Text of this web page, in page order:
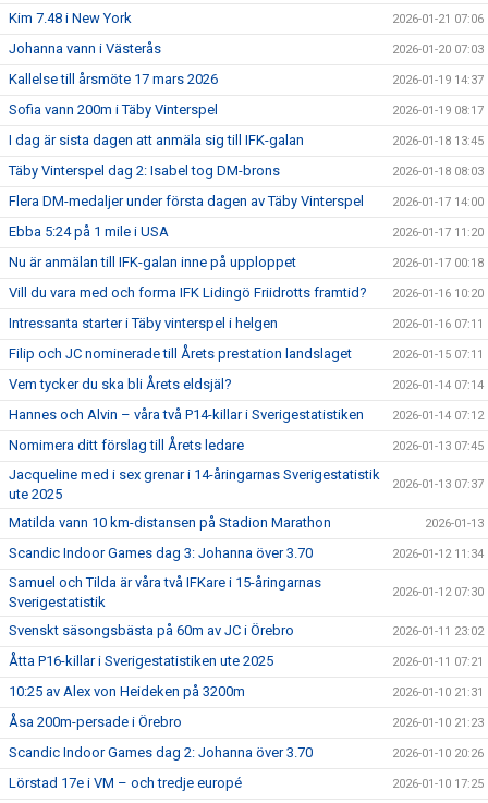
Kim 7.48 i New York 2026-01-21 07:06
Johanna vann i Västerås 2026-01-20 07:03
Kallelse till årsmöte 17 mars 2026 2026-01-19 14:37
Sofia vann 200m i Täby Vinterspel 2026-01-19 08:17
I dag är sista dagen att anmäla sig till IFK-galan 2026-01-18 13:45
Täby Vinterspel dag 2: Isabel tog DM-brons 2026-01-18 08:03
Flera DM-medaljer under första dagen av Täby Vinterspel 2026-01-17 14:00
Ebba 5:24 på 1 mile i USA 2026-01-17 11:20
Nu är anmälan till IFK-galan inne på upploppet 2026-01-17 00:18
Vill du vara med och forma IFK Lidingö Friidrotts framtid? 2026-01-16 10:20
Intressanta starter i Täby vinterspel i helgen 2026-01-16 07:11
Filip och JC nominerade till Årets prestation landslaget 2026-01-15 07:11
Vem tycker du ska bli Årets eldsjäl? 2026-01-14 07:14
Hannes och Alvin – våra två P14-killar i Sverigestatistiken 2026-01-14 07:12
Nomimera ditt förslag till Årets ledare 2026-01-13 07:45
Jacqueline med i sex grenar i 14-åringarnas Sverigestatistik
ute 2025
2026-01-13 07:37
Matilda vann 10 km-distansen på Stadion Marathon 2026-01-13
Scandic Indoor Games dag 3: Johanna över 3.70 2026-01-12 11:34
Samuel och Tilda är våra två IFKare i 15-åringarnas
Sverigestatistik
2026-01-12 07:30
Svenskt säsongsbästa på 60m av JC i Örebro 2026-01-11 23:02
Åtta P16-killar i Sverigestatistiken ute 2025 2026-01-11 07:21
10:25 av Alex von Heideken på 3200m 2026-01-10 21:31
Åsa 200m-persade i Örebro 2026-01-10 21:23
Scandic Indoor Games dag 2: Johanna över 3.70 2026-01-10 20:26
Lörstad 17e i VM – och tredje europé 2026-01-10 17:25